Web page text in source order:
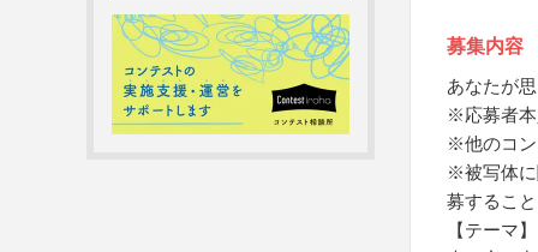
募集内容
あなたが
※応募者本
※他のコン
※被写体に
募すること
【テーマ】